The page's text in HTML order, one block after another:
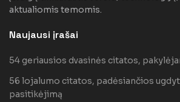
aktualiomis temomis.
Naujausi įrašai
54 geriausios dvasinės citatos,
56 lojalumo citatos, padėsiančios
pasitikėjimą